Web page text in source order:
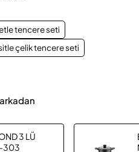
tencere seti
çelik tencere seti
3 LÜ
303